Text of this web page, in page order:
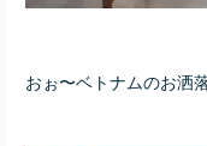
おぉ〜ベトナムのお洒